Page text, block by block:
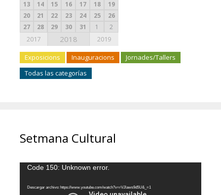
13
14 15 16 17 18
19
20
21 22 23 24 25
26
27
28 29 30 31 1 2
2017 2018 2019
Exposicions Inauguracions
Jornades/Tallers
Todas las categorías
Setmana Cultural
Reproductor
vídeo
Code 150: Unknown error.
Descargar archivo: https://www.youtube.com/watch?v=rVJlaws9d5U&_=1